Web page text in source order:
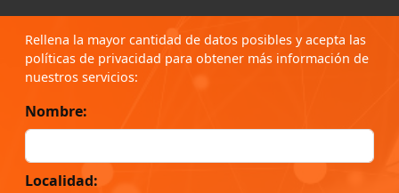
Rellena la mayor cantidad de datos posibles y acepta las
políticas de privacidad para obtener más información de
nuestros servicios:
Nombre:
Localidad: